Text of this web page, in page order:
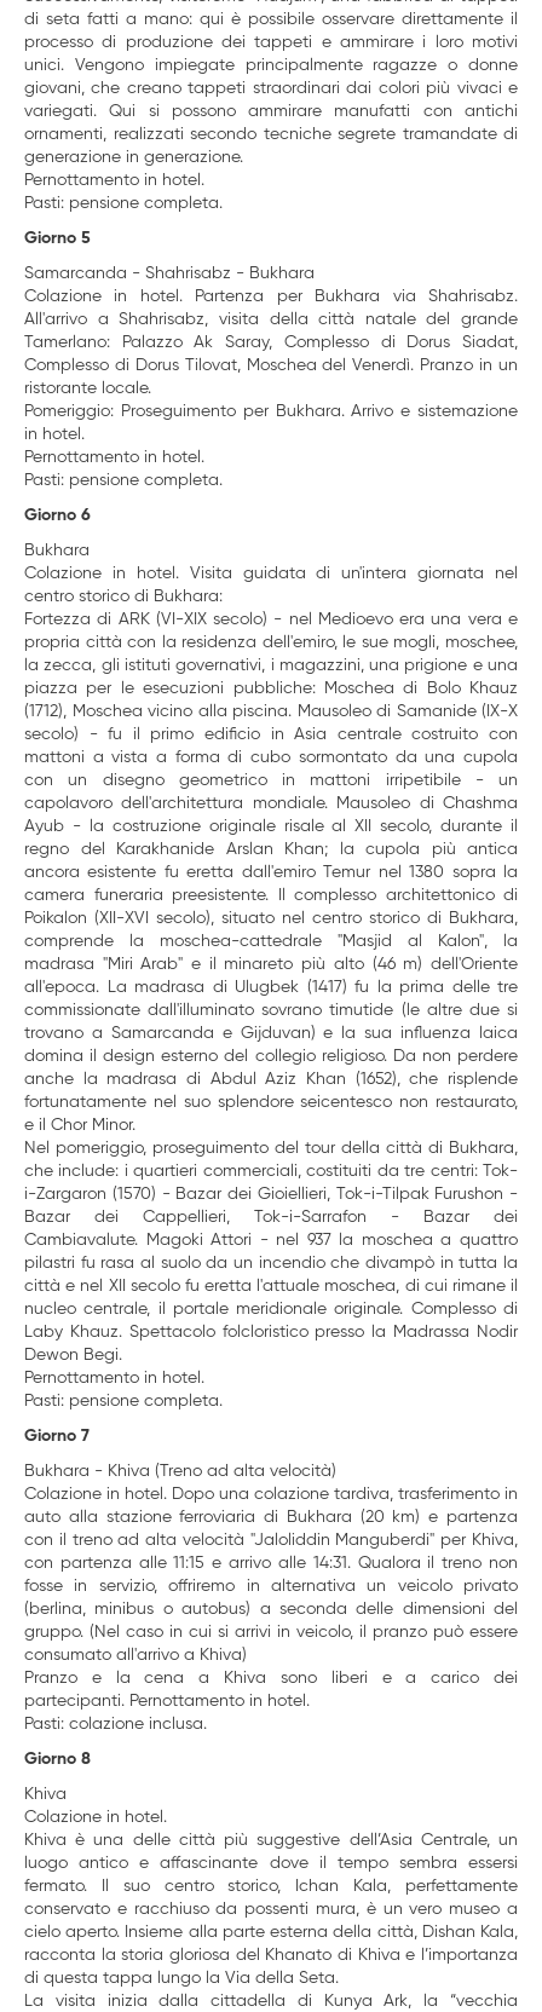
di seta fatti a mano: qui è possibile osservare direttamente il
processo di produzione dei tappeti e ammirare i loro motivi
unici. Vengono impiegate principalmente ragazze o donne
giovani, che creano tappeti straordinari dai colori più vivaci e
variegati. Qui si possono ammirare manufatti con antichi
ornamenti, realizzati secondo tecniche segrete tramandate di
generazione in generazione.
Pernottamento in hotel.
Pasti: pensione completa.
Giorno 5
Samarcanda - Shahrisabz - Bukhara
Colazione in hotel. Partenza per Bukhara via Shahrisabz.
All'arrivo a Shahrisabz, visita della città natale del grande
Tamerlano: Palazzo Ak Saray, Complesso di Dorus Siadat,
Complesso di Dorus Tilovat, Moschea del Venerdì. Pranzo in un
ristorante locale.
Pomeriggio: Proseguimento per Bukhara. Arrivo e sistemazione
in hotel.
Pernottamento in hotel.
Pasti: pensione completa.
Giorno 6
Bukhara
Colazione in hotel. Visita guidata di un'intera giornata nel
centro storico di Bukhara:
Fortezza di ARK (VI-XIX secolo) - nel Medioevo era una vera e
propria città con la residenza dell'emiro, le sue mogli, moschee,
la zecca, gli istituti governativi, i magazzini, una prigione e una
piazza per le esecuzioni pubbliche: Moschea di Bolo Khauz
(1712), Moschea vicino alla piscina. Mausoleo di Samanide (IX-X
secolo) - fu il primo edificio in Asia centrale costruito con
mattoni a vista a forma di cubo sormontato da una cupola
con un disegno geometrico in mattoni irripetibile - un
capolavoro dell'architettura mondiale. Mausoleo di Chashma
Ayub - la costruzione originale risale al XII secolo, durante il
regno del Karakhanide Arslan Khan; la cupola più antica
ancora esistente fu eretta dall'emiro Temur nel 1380 sopra la
camera funeraria preesistente. Il complesso architettonico di
Poikalon (XII-XVI secolo), situato nel centro storico di Bukhara,
comprende la moschea-cattedrale "Masjid al Kalon", la
madrasa "Miri Arab" e il minareto più alto (46 m) dell'Oriente
all'epoca. La madrasa di Ulugbek (1417) fu la prima delle tre
commissionate dall'illuminato sovrano timutide (le altre due si
trovano a Samarcanda e Gijduvan) e la sua influenza laica
domina il design esterno del collegio religioso. Da non perdere
anche la madrasa di Abdul Aziz Khan (1652), che risplende
fortunatamente nel suo splendore seicentesco non restaurato,
e il Chor Minor.
Nel pomeriggio, proseguimento del tour della città di Bukhara,
che include: i quartieri commerciali, costituiti da tre centri: Tok-
i-Zargaron (1570) - Bazar dei Gioiellieri, Tok-i-Tilpak Furushon -
Bazar dei Cappellieri, Tok-i-Sarrafon - Bazar dei
Cambiavalute. Magoki Attori - nel 937 la moschea a quattro
pilastri fu rasa al suolo da un incendio che divampò in tutta la
città e nel XII secolo fu eretta l'attuale moschea, di cui rimane il
nucleo centrale, il portale meridionale originale. Complesso di
Laby Khauz. Spettacolo folcloristico presso la Madrassa Nodir
Dewon Begi.
Pernottamento in hotel.
Pasti: pensione completa.
Giorno 7
Bukhara - Khiva (Treno ad alta velocità)
Colazione in hotel. Dopo una colazione tardiva, trasferimento in
auto alla stazione ferroviaria di Bukhara (20 km) e partenza
con il treno ad alta velocità "Jaloliddin Manguberdi" per Khiva,
con partenza alle 11:15 e arrivo alle 14:31. Qualora il treno non
fosse in servizio, offriremo in alternativa un veicolo privato
(berlina, minibus o autobus) a seconda delle dimensioni del
gruppo. (Nel caso in cui si arrivi in ​​veicolo, il pranzo può essere
consumato all'arrivo a Khiva)
Pranzo e la cena a Khiva sono liberi e a carico dei
partecipanti. Pernottamento in hotel.
Pasti: colazione inclusa.
Giorno 8
Khiva
Colazione in hotel.
Khiva è una delle città più suggestive dell’Asia Centrale, un
luogo antico e affascinante dove il tempo sembra essersi
fermato. Il suo centro storico, Ichan Kala, perfettamente
conservato e racchiuso da possenti mura, è un vero museo a
cielo aperto. Insieme alla parte esterna della città, Dishan Kala,
racconta la storia gloriosa del Khanato di Khiva e l’importanza
di questa tappa lungo la Via della Seta.
La visita inizia dalla cittadella di Kunya Ark, la “vecchia